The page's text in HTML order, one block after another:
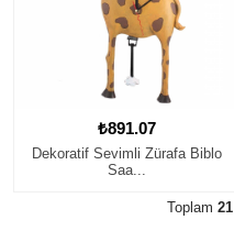
₺891.07
Dekoratif Sevimli Zürafa Biblo
Saa...
Toplam 21